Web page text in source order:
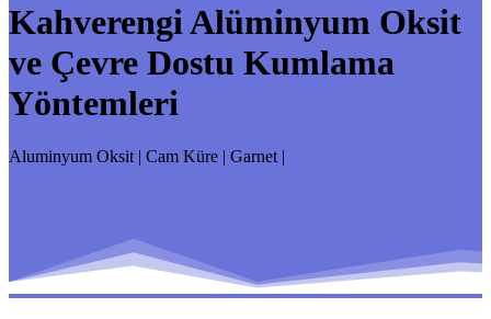
Kahverengi Alüminyum Oksit
ve Çevre Dostu Kumlama
Yöntemleri
Aluminyum Oksit | Cam Küre | Garnet |